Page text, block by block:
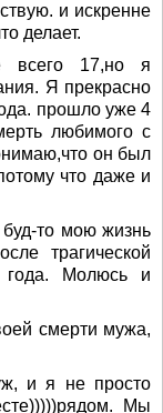
и искренне
делает.
всего 17,но я
Я прекрасно
прошло уже 4
любимого с
он был
что даже и
буд-то мою жизнь
трагической
года. Молюсь и
смерти мужа,
и я не просто
Мы